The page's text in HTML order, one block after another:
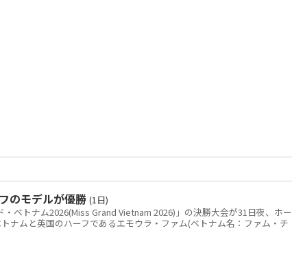
のモデルが優勝 (1日)
ベトナム2026(Miss Grand Vietnam 2026)」の決勝大会が31日夜、ホー
ナムと英国のハーフであるエモウラ・ファム(ベトナム名：ファム・チ